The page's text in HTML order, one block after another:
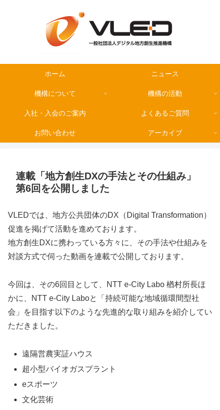
ホーム ニュース
機構について 機構の活動
入社・入会のご案内 よくあるご質問
お問い合わせ アーカイブ
連載「地方創生DXの手法とその仕組み」
第6回を公開しました
VLEDでは、地方公共団体のDX（Digital Transformation）
促進を掲げて活動を進めております。
地方創生DXに携わっている方々に、その手法や仕組みを
対談方式で伺った動画を連載で公開しております。
今回は、その6回目として、NTT e-City Labo 楢村所長ほ
かに、NTT e-City Laboと「持続可能な地域循環間型社
会」を目指す以下のような先進的な取り組みを紹介してい
ただきました。
遠隔営農実証ハウス
超小型バイオガスプラント
eスポーツ
文化芸術